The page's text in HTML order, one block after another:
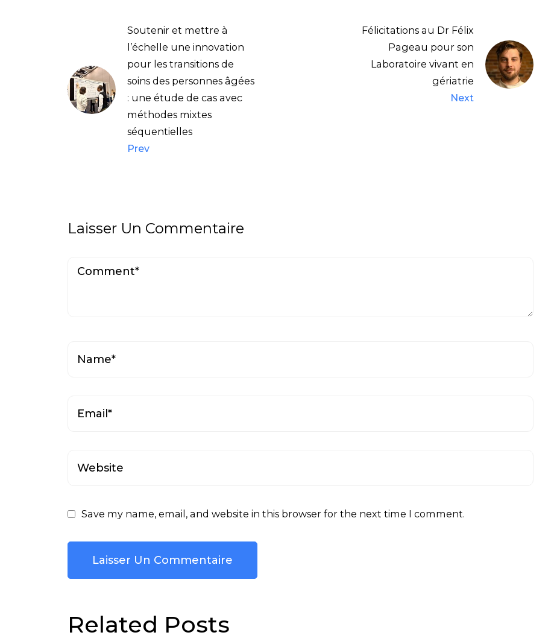
Soutenir et mettre à
l’échelle une innovation
pour les transitions de
soins des personnes âgées
: une étude de cas avec
méthodes mixtes
séquentielles
Prev
Félicitations au Dr Félix
Pageau pour son
Laboratoire vivant en
gériatrie
Next
Laisser Un Commentaire
Save my name, email, and website in this browser for the next time I comment.
Related Posts